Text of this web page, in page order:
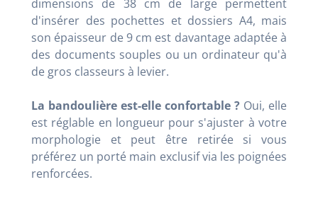
dimensions de 38 cm de large permettent
d'insérer des pochettes et dossiers A4, mais
son épaisseur de 9 cm est davantage adaptée à
des documents souples ou un ordinateur qu'à
de gros classeurs à levier.
La bandoulière est-elle confortable ? Oui, elle
est réglable en longueur pour s'ajuster à votre
morphologie et peut être retirée si vous
préférez un porté main exclusif via les poignées
renforcées.